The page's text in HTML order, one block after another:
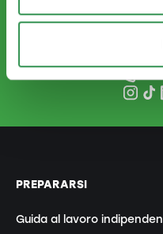
PREPARARSI
Guida al lavoro